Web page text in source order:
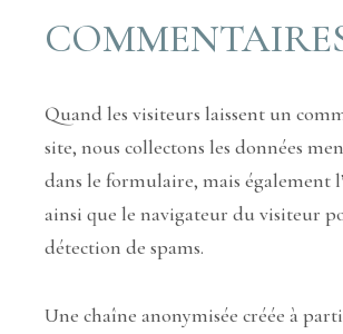
Quand les visiteurs laissent un
site, nous collectons les données
dans le formulaire, mais également
ainsi que le navigateur du visiteur
détection de spams.
Une chaîne anonymisée créée à